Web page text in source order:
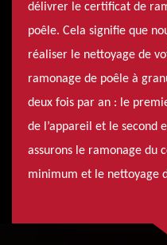
délivrer le certificat de
poêle. Cela signifie que
réaliser le nettoyage de
ramonage de poêle à
deux fois par an : le
de l’appareil et le second
assurons le ramonage du
minimum et le nettoyage